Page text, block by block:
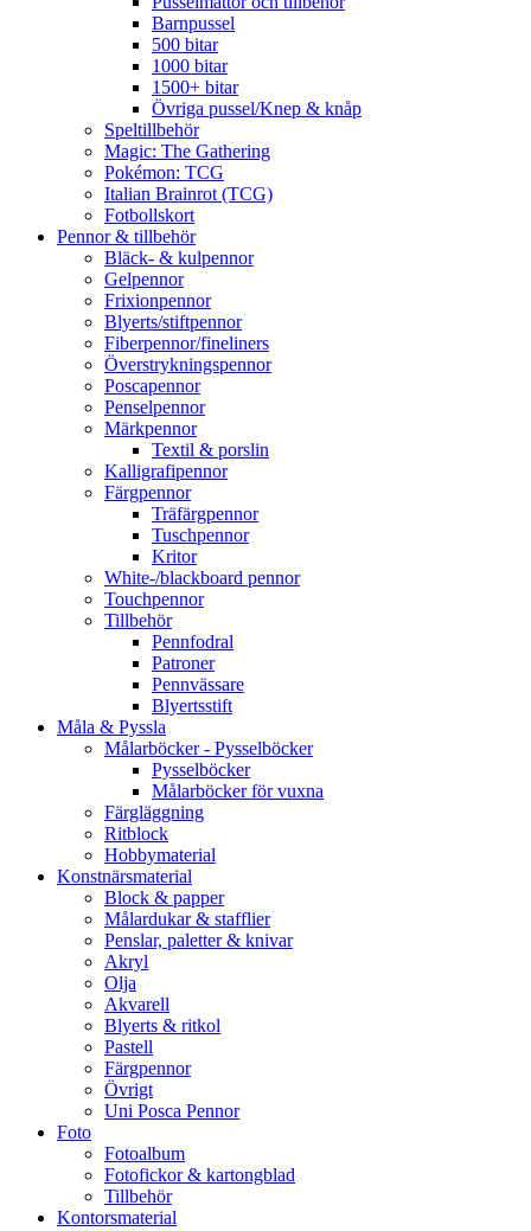
Barnpussel
500 bitar
1000 bitar
1500+ bitar
Övriga pussel/Knep & knåp
Speltillbehör
Magic: The Gathering
Pokémon: TCG
Italian Brainrot (TCG)
Fotbollskort
Pennor & tillbehör
Bläck- & kulpennor
Gelpennor
Frixionpennor
Blyerts/stiftpennor
Fiberpennor/fineliners
Överstrykningspennor
Poscapennor
Penselpennor
Märkpennor
Textil & porslin
Kalligrafipennor
Färgpennor
Träfärgpennor
Tuschpennor
Kritor
White-/blackboard pennor
Touchpennor
Tillbehör
Pennfodral
Patroner
Pennvässare
Blyertsstift
Måla & Pyssla
Målarböcker - Pysselböcker
Pysselböcker
Målarböcker för vuxna
Färgläggning
Ritblock
Hobbymaterial
Konstnärsmaterial
Block & papper
Målardukar & stafflier
Penslar, paletter & knivar
Akryl
Olja
Akvarell
Blyerts & ritkol
Pastell
Färgpennor
Övrigt
Uni Posca Pennor
Foto
Fotoalbum
Fotofickor & kartongblad
Tillbehör
Kontorsmaterial